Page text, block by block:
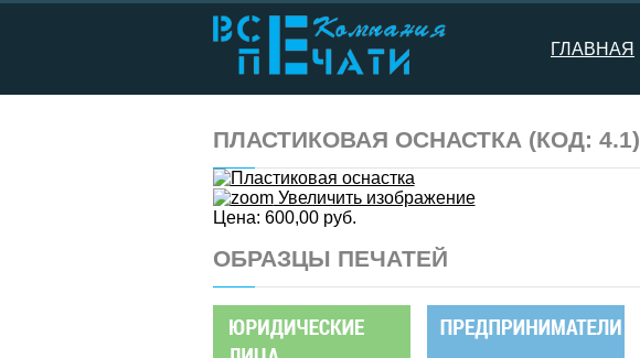
ГЛАВНАЯ
ПЛАСТИКОВАЯ ОСНАСТКА (КОД: 4.1)
Увеличить изображение
Цена: 600,00 руб.
ОБРАЗЦЫ ПЕЧАТЕЙ